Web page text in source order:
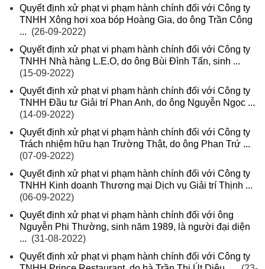
Quyết định xử phạt vi phạm hành chính đối với Công ty
TNHH Xông hơi xoa bóp Hoàng Gia, do ông Trần Công
... (26-09-2022)
Quyết định xử phạt vi phạm hành chính đối với Công ty
TNHH Nhà hàng L.E.O, do ông Bùi Đình Tấn, sinh ...
(15-09-2022)
Quyết định xử phạt vi phạm hành chính đối với Công ty
TNHH Đầu tư Giải trí Phan Anh, do ông Nguyễn Ngọc ...
(14-09-2022)
Quyết định xử phạt vi phạm hành chính đối với Công ty
Trách nhiệm hữu hạn Trường Thật, do ông Phan Trứ ...
(07-09-2022)
Quyết định xử phạt vi phạm hành chính đối với Công ty
TNHH Kinh doanh Thương mại Dịch vụ Giải trí Thịnh ...
(06-09-2022)
Quyết định xử phạt vi phạm hành chính đối với ông
Nguyễn Phi Thường, sinh năm 1989, là người đại diện
... (31-08-2022)
Quyết định xử phạt vi phạm hành chính đối với Công ty